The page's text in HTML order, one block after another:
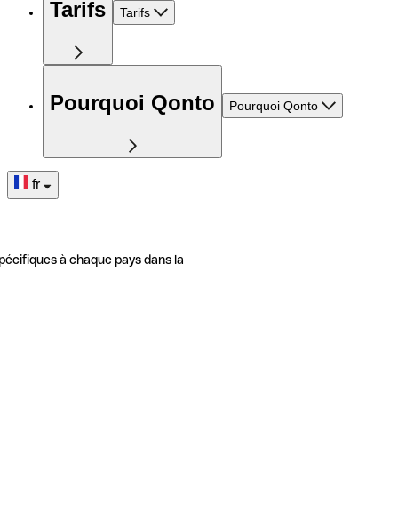
Tarifs Tarifs
Pourquoi Qonto Pourquoi Qonto
fr
à chaque pays dans la